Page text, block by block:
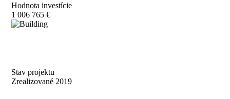
Hodnota investície
1 006 765 €
Stav projektu
Zrealizované 2019